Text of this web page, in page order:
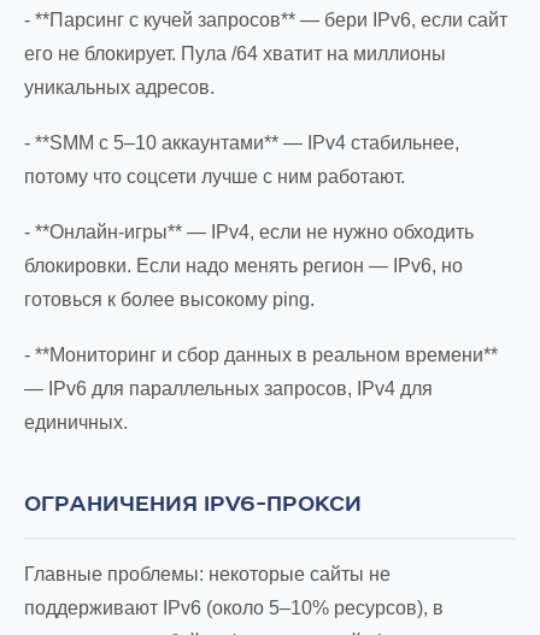
- **Парсинг с кучей запросов** — бери IPv6, если сайт
его не блокирует. Пула /64 хватит на миллионы
уникальных адресов.
- **SMM с 5–10 аккаунтами** — IPv4 стабильнее,
потому что соцсети лучше с ним работают.
- **Онлайн-игры** — IPv4, если не нужно обходить
блокировки. Если надо менять регион — IPv6, но
готовься к более высокому ping.
- **Мониторинг и сбор данных в реальном времени**
— IPv6 для параллельных запросов, IPv4 для
единичных.
ОГРАНИЧЕНИЯ IPV6-ПРОКСИ
Главные проблемы: некоторые сайты не
поддерживают IPv6 (около 5–10% ресурсов), в